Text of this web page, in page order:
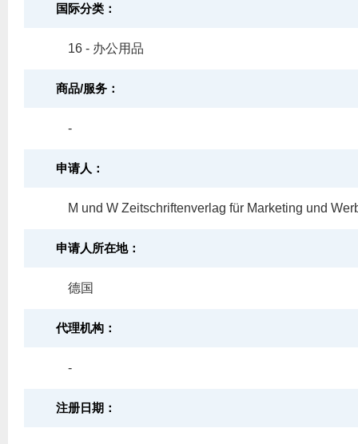
国际分类：
16 - 办公用品
商品/服务：
-
申请人：
M und W Zeitschriftenverlag für Marketing und
申请人所在地：
德国
代理机构：
-
注册日期：